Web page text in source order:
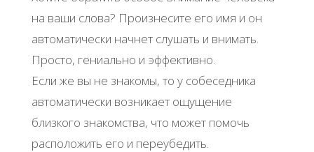
на ваши слова? Произнесите его имя и он
автоматически начнет слушать и внимать.
Просто, гениально и эффективно.
Если же вы не знакомы, то у собеседника
автоматически возникает ощущение
близкого знакомства, что может помочь
расположить его и переубедить.